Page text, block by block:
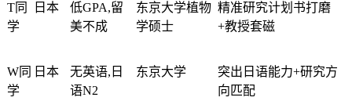
T同
学
日本
低GPA,留
美不成
东京大学植物
学硕士
精准研究计划书打磨
+教授套磁
W同
学
日本
无英语,日
语N2
东京大学
突出日语能力+研究方
向匹配